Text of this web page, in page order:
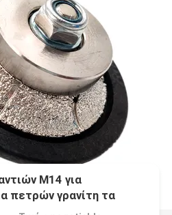
M14 για
πετρών γρανίτη τα